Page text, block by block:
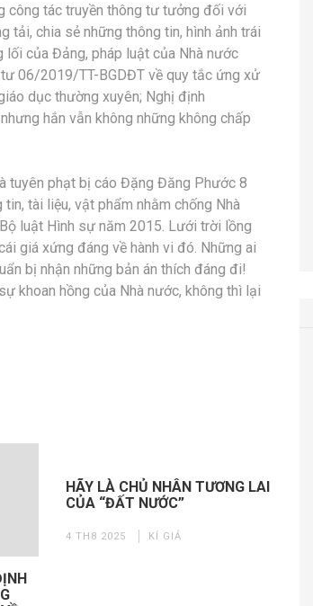
công tác truyền thông tư tưởng đối với
tải, chia sẻ những thông tin, hình ảnh trái
của Đảng, pháp luật của Nhà nước
06/2019/TT-BGDĐT về quy tắc ứng xử
dục thường xuyên; Nghị định
hắn vẫn không những không chấp
tuyên phạt bị cáo Đặng Đăng Phước 8
tài liệu, vật phẩm nhằm chống Nhà
luật Hình sự năm 2015. Lưới trời lồng
giá xứng đáng về hành vi đó. Những ai
bị nhận những bản án thích đáng đi!
khoan hồng của Nhà nước, không thì lại
HÃY LÀ CHỦ NHÂN TƯƠNG LAI
CỦA “ĐẤT NƯỚC”
4 TH8 2025 KÍ GIẢ